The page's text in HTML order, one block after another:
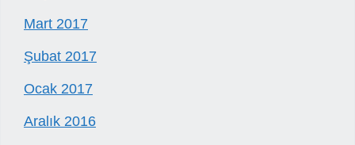
Mart 2017
Şubat 2017
Ocak 2017
Aralık 2016